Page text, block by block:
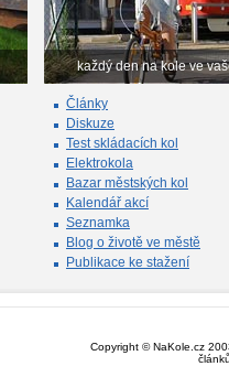
každý den na kole ve
Články
Diskuze
Test skládacích kol
Elektrokola
Bazar městských kol
Kalendář akcí
Seznamka
Blog o životě ve městě
Publikace ke stažení
Copyright © NaKole.cz